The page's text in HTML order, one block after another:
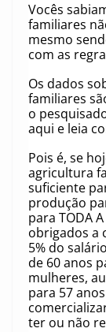
Vocês
familiares
mesmo
com as
Os dados
familiares
o
aqui e leia
Pois é, se
agricultura
suficiente
produção
para TODA
obrigados a
5% do
de 60 anos
mulheres,
para 57
ter ou não